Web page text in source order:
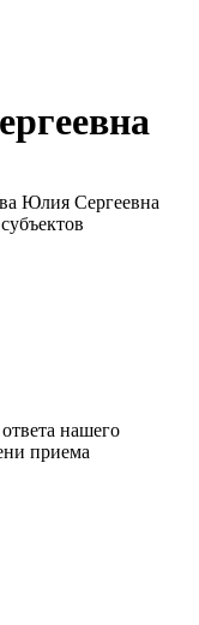
Юлия Сергеевна
нашего
приема